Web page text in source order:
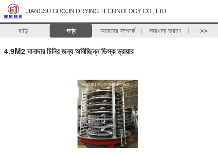
JIANGSU GUOJIN DRYING TECHNOLOGY CO., LTD
বাড়ি পণ্য আমাদের সম্পর্কে কারখানা ভ্রমণ >>
4.9M2 দানাদার চিনির জন্য অবিচ্ছিন্ন ডিস্ক ড্রায়ার